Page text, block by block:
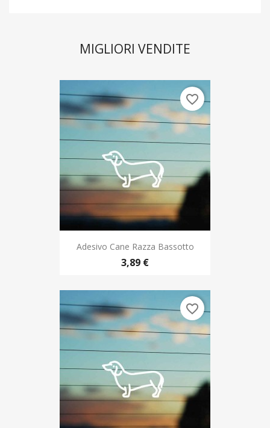
MIGLIORI VENDITE
Adesivo Cane Razza Bassotto
3,89 €
favorite_border
favorite_border